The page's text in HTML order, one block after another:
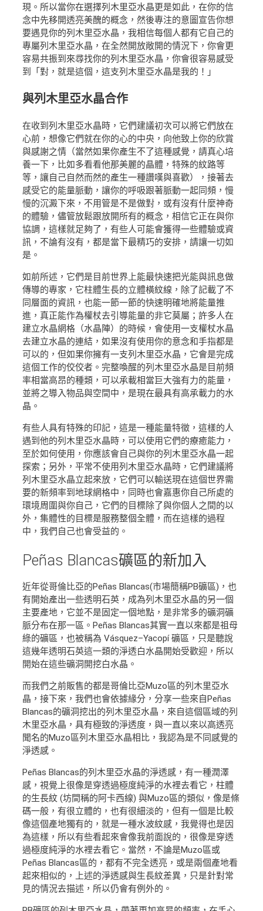
現。所以當你在選擇列木里亞水晶更是如此，在你的信
念中先移開透亮美醜的概念，然後專注的意圖宣告你想
要遇見你的列木里亞水晶，我相信每個人都有它自己的
專屬列木里亞水晶，在全然開放敞開的情況下，你會更
容易共振到來尋找你的列木里亞水晶，你會很容易感受
到「對，就是這個，這支列木里亞水晶是我的！」
與列木里亞水晶合作
在收到列木里亞水晶時，它們建議初次可以將它們放在
心前，想像它們就在你的心的中央，向他致上你的欣賞
與感謝之情（當然如果你產生不了這種感覺，請真心培
養一下，比如多看看他那美麗的晶體，特殊的紋路等
等，讓自己自然而然的產生一種讚嘆與喜歡），接著去
感受它的能量脈動，讓你的呼吸跟著脈動一起同頻，慢
慢的沉澱下來，不用管是不是做對，或有沒有什麼神奇
的體驗，儘管放鬆跟放開所有的概念，相信它正在與你
協調，這樣就足夠了，有些人可能會獲得一些體驗或資
訊，不論有沒有，都是當下最精巧的安排，請讓一切如
是。
如前所述，它們是目前世界上能最快速把光能與訊息做
傳導的專家，它柱體生長的立體橫紋線，除了記載了不
同層面的資訊，也能一節一節的快速明確地將能量推
進，真正能作為權杖去引導能量的非它莫屬；許多人在
建立水晶網格（水晶陣）的時候，會使用一支權杖水晶
去建立水晶的連結，如果沒有使用你的意念和手指都是
可以的，但如果你擁有一支列木里亞水晶，它會是完成
這個工作的佼佼者。完整喚醒的列木里亞水晶是目前頻
率相當高昂的種類，可以承載相當巨大強有力的能量，
並將之導入物品與空間中，是現在最具有高承載力的水
晶。
有些人具有特殊的印記，這是一種能量特徵，這樣的人
遇到他的列木里亞水晶時，可以使用它們的療癒能力，
至於如何使用，你應該會自己與你的列木里亞水晶一起
探索；另外，平常不使用列木里亞水晶時，它們建議將
列木里亞水晶立起來放，它們可以輸送現在這個世界需
要的新頻率到地球網格中，同時也會嘉惠你自己所處的
環境周圍與你自己，它們的目標除了與你個人之間的以
外，集體性的目標是服務整個全體，而在這樣的過程
中，我們自己也會受益的。
Peñas Blancas礦區的新加入
近年從哥倫比亞的Peñas Blancas(市場簡稱PB礦區)，也
有開始產出一些透明石英，成為列木里亞水晶的另一個
主要產地，它並不是固定一個地點，是非常多的礦洞礦
脈分布在那一區。Peñas Blancas其實一直以來都是祖母
綠的礦區，也被稱為 Vásquez–Yacopí 礦區，只是聽說
這幾年透明石英這一類的淨透白水晶開始受歡迎，所以
開始在這些礦洞開挖白水晶。
而我們之前販售的都是哥倫比亞Muzo區的列木里亞水
晶，接下來，我們也會依據緣分，分享一些來自Peñas
Blancas的礦洞挖出的列木里亞水晶，來自這個區域的列
木里亞水晶，具有極致的淨透度，與一直以來以高透亮
聞名的Muzo區列木里亞水晶相比，我認為是不同感覺的
淨透感。
Peñas Blancas的列木里亞水晶的淨透感，有一種潤澤
感，視覺上很像是穿透過極度純淨的水裡去看它，柱體
的生長紋 (坊間稱的阿卡西線) 與Muzo區的類似，像是條
碼一般，有很立體的，也有很細淡的，但有一個是比較
像這個產地獨有的，就是一種水波紋感，我覺得也是因
為這樣，所以有些看起來會像我前面說的，很像是穿透
過極度純淨的水裡去看它。當然，不論是Muzo區或
Peñas Blancas區的，都有不完全透亮，或是兩個產地看
起來相似的，上述的淨透感與生長紋差異，只是針對常
見的情況去描述，所以仍會有例外的。